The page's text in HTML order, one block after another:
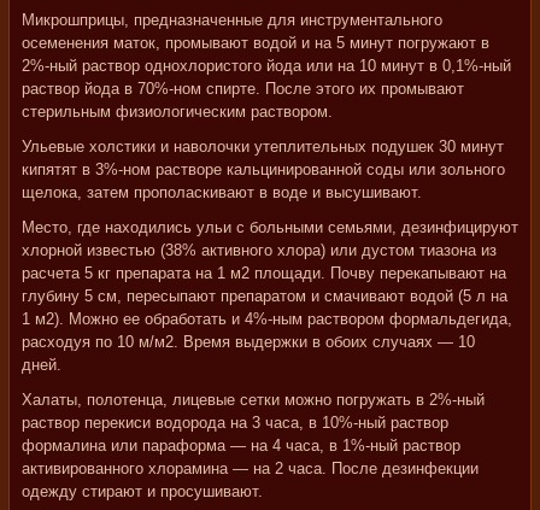
Микрошприцы, предназначенные для инструментального
осеменения маток, промывают водой и на 5 минут погружают в
2%-ный раствор однохлористого йода или на 10 минут в 0,1%-ный
раствор йода в 70%-ном спирте. После этого их промывают
стерильным физиологическим раствором.
Ульевые холстики и наволочки утеплительных подушек 30 минут
кипятят в 3%-ном растворе кальцинированной соды или зольного
щелока, затем прополаскивают в воде и высушивают.
Место, где находились ульи с больными семьями, дезинфицируют
хлорной известью (38% активного хлора) или дустом тиазона из
расчета 5 кг препарата на 1 м2 площади. Почву перекапывают на
глубину 5 см, пересыпают препаратом и смачивают водой (5 л на
1 м2). Можно ее обработать и 4%-ным раствором формальдегида,
расходуя по 10 м/м2. Время выдержки в обоих случаях — 10
дней.
Халаты, полотенца, лицевые сетки можно погружать в 2%-ный
раствор перекиси водорода на 3 часа, в 10%-ный раствор
формалина или параформа — на 4 часа, в 1%-ный раствор
активированного хлорамина — на 2 часа. После дезинфекции
одежду стирают и просушивают.